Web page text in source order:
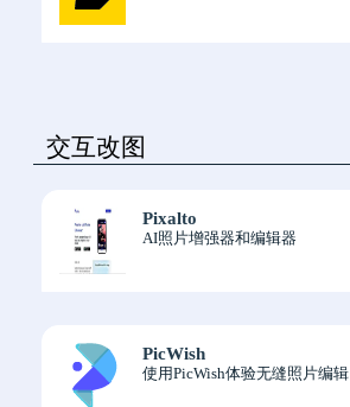
交互改图
Pixalto
AI照片增强器和编辑器
PicWish
使用PicWish体验无缝照片编辑